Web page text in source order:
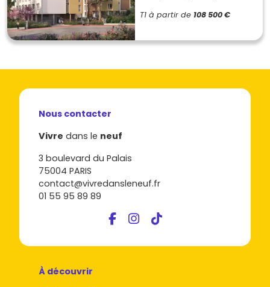
T1 à partir de 108 500 €
Nous contacter
Vivre dans le neuf
3 boulevard du Palais
75004 PARIS
contact@vivredansleneuf.fr
01 55 95 89 89
À découvrir